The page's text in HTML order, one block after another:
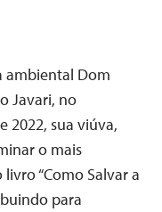
ambiental Dom
Javari, no
2022, sua viúva,
o mais
“Como Salvar a
para